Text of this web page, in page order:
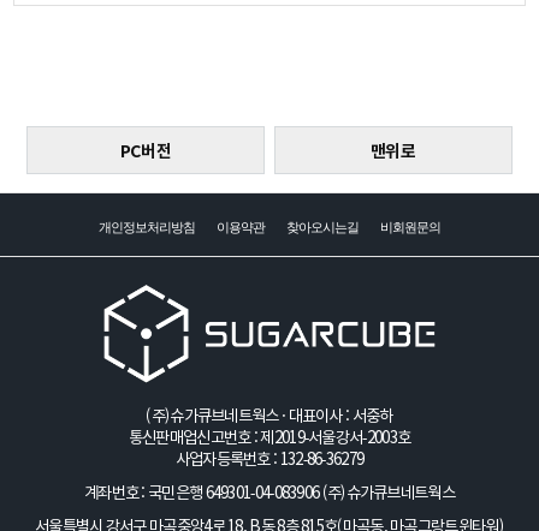
PC버전 맨위로
개인정보처리방침 이용약관 찾아오시는길 비회원문의
(주)슈가큐브네트웍스 · 대표이사 : 서중하
통신판매업신고번호 : 제2019-서울강서-2003호
사업자등록번호 : 132-86-36279
계좌번호 : 국민은행 649301-04-083906 (주)슈가큐브네트웍스
서울특별시 강서구 마곡중앙4로 18, B동 8층 815호(마곡동, 마곡그랑트윈타워)